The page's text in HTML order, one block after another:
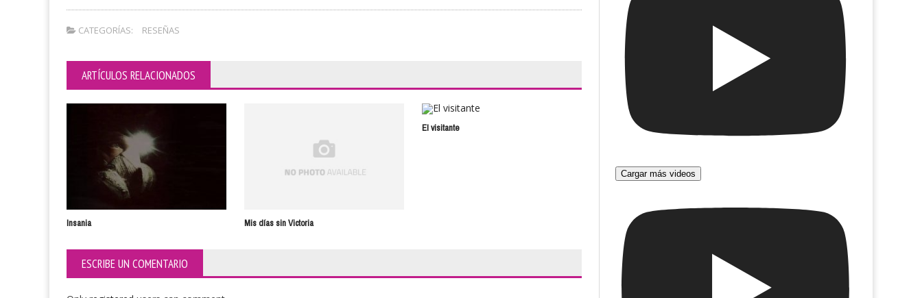
CATEGORÍAS: RESEÑAS
ARTÍCULOS RELACIONADOS
Insania Mis días sin Victoria
El visitante La niña helada Abre tus alas
ESCRIBE UN COMENTARIO
Cargar más videos